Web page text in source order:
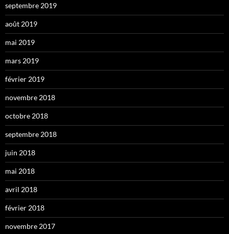
septembre 2019
août 2019
mai 2019
mars 2019
février 2019
novembre 2018
octobre 2018
septembre 2018
juin 2018
mai 2018
avril 2018
février 2018
novembre 2017